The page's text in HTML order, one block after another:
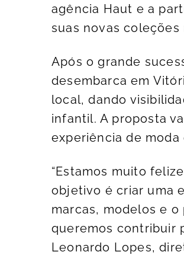
agência Haut e a
suas novas coleções
Após o grande
desembarca em
local, dando
infantil. A proposta
experiência de
“Estamos muito
objetivo é criar uma
marcas, modelos e
queremos contribuir
Leonardo Lopes,